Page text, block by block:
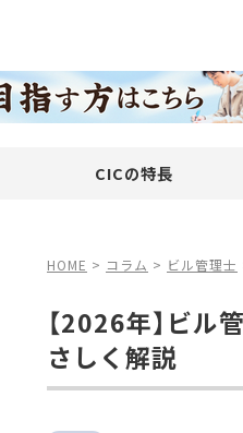
CICの特長
HOME > コラム > ビル管理士
【2026年】ビ
さしく解説